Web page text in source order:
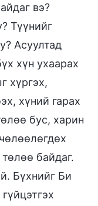
вэ?
Түүнийг
Асуултад
хүн ухаарах
хүргэх,
хүний гарах
бус, харин
байдаг.
Бүхнийг Би